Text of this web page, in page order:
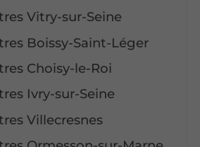
Vitry-sur-Seine
Boissy-Saint-Léger
Choisy-le-Roi
Ivry-sur-Seine
Villecresnes